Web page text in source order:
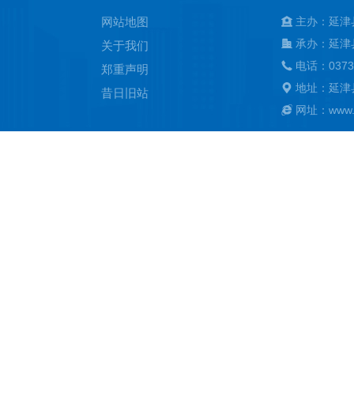
网站地图
关于我们
郑重声明
昔日旧站
主办：延
承办：延
电话：
地址：延
网址：